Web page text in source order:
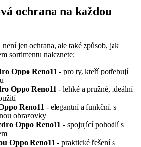
ochrana na každou
není jen ochrana, ale také způsob, jak
sortimentu naleznete:
Oppo Reno11 - pro ty, kteří potřebují
Oppo Reno11 - lehké a pružné, ideální
Reno11 - elegantní a funkční, s
obrazovky
Oppo Reno11 - spojující pohodlí s
Oppo Reno11 - praktické řešení s